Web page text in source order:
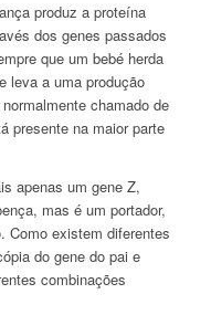
produz a proteína
dos genes passados
que um bebé herda
leva a uma produção
chamado de
presente na maior parte
apenas um gene Z,
mas é um portador,
Como existem diferentes
do gene do pai e
combinações